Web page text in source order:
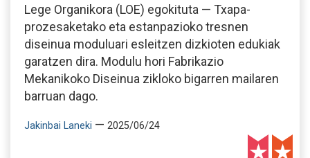
Lege Organikora (LOE) egokituta — Txapa-
prozesaketako eta estanpazioko tresnen
diseinua moduluari esleitzen dizkioten edukiak
garatzen dira. Modulu hori Fabrikazio
Mekanikoko Diseinua zikloko bigarren mailaren
barruan dago.
Jakinbai Laneki — 2025/06/24